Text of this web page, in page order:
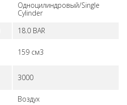
Одноцилиндровый/Single
Cylinder
18.0 BAR
159 см3
3000
Воздух